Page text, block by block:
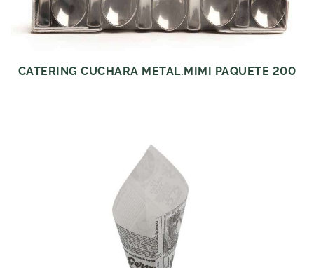
CATERING CUCHARA METAL.MIMI PAQUETE 200